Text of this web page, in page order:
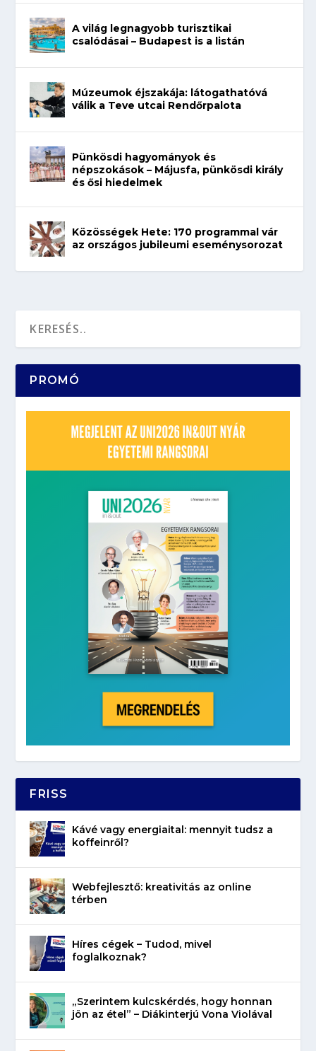
A világ legnagyobb turisztikai
csalódásai – Budapest is a listán
Múzeumok éjszakája: látogathatóvá
válik a Teve utcai Rendőrpalota
Pünkösdi hagyományok és
népszokások – Májusfa, pünkösdi király
és ősi hiedelmek
Közösségek Hete: 170 programmal vár
az országos jubileumi eseménysorozat
PROMÓ
FRISS
Kávé vagy energiaital: mennyit tudsz a
koffeinről?
Webfejlesztő: kreativitás az online
térben
Híres cégek – Tudod, mivel
foglalkoznak?
„Szerintem kulcskérdés, hogy honnan
jön az étel” – Diákinterjú Vona Violával